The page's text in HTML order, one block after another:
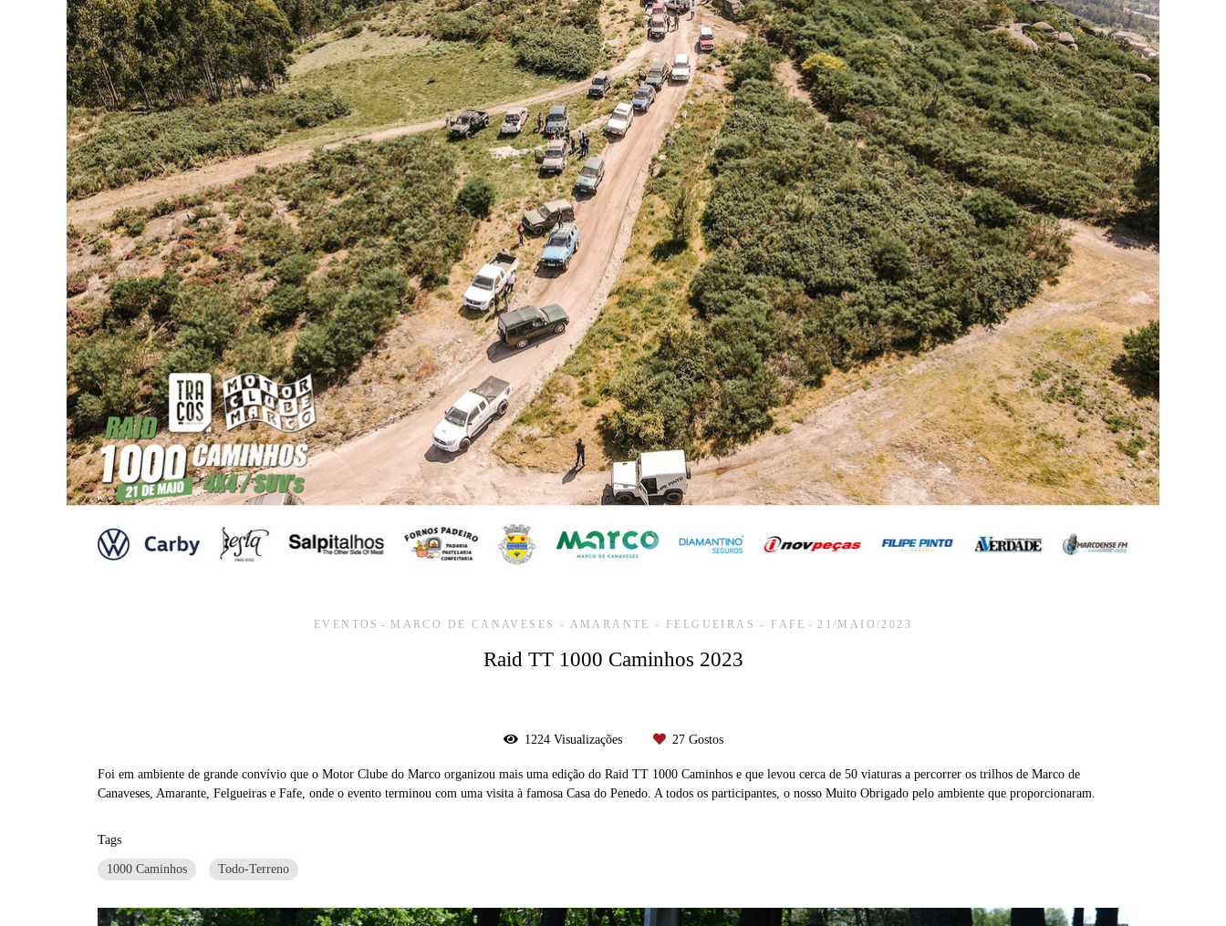
EVENTOS MARCO DE CANAVESES - AMARANTE - FELGUEIRAS - FAFE 21/MAIO/2023
Raid TT 1000 Caminhos 2023
1224Visualizações 27Gostos
Foi em ambiente de grande convívio que o Motor Clube do Marco organizou mais uma edição do Raid TT 1000 Caminhos e que levou cerca de 50 viaturas a percorrer os trilhos de Marco de
Canaveses, Amarante, Felgueiras e Fafe, onde o evento terminou com uma visita à famosa Casa do Penedo. A todos os participantes, o nosso Muito Obrigado pelo ambiente que proporcionaram.
Tags
1000 Caminhos Todo-Terreno